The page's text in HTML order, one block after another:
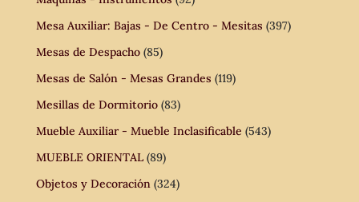
Mesa Auxiliar: Bajas - De Centro - Mesitas (397)
Mesas de Despacho (85)
Mesas de Salón - Mesas Grandes (119)
Mesillas de Dormitorio (83)
Mueble Auxiliar - Mueble Inclasificable (543)
MUEBLE ORIENTAL (89)
Objetos y Decoración (324)